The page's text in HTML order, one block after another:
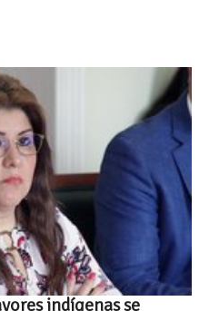
indígenas se